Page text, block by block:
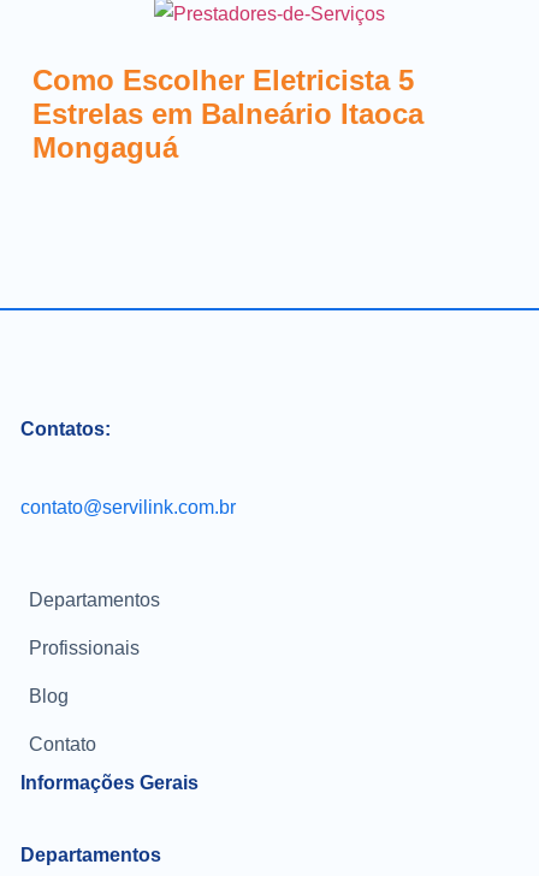
Como Escolher Eletricista 5
Estrelas em Balneário Itaoca
Mongaguá
Contatos:
contato@servilink.com.br
Informações Gerais
Departamentos
Profissionais
Blog
Contato
Departamentos